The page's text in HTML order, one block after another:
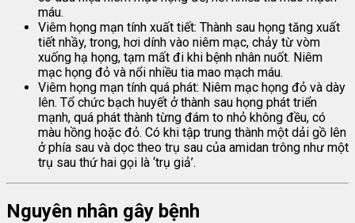
máu.
Viêm họng mạn tính xuất tiết: Thành sau họng tăng xuất
tiết nhầy, trong, hơi dính vào niêm mạc, chảy từ vòm
xuống hạ họng, tạm mất đi khi bệnh nhân nuốt. Niêm
mạc họng đỏ và nổi nhiều tia mao mạch máu.
Viêm họng mạn tính quá phát: Niêm mạc họng đỏ và dày
lên. Tổ chức bạch huyết ở thành sau họng phát triển
mạnh, quá phát thành từng đám to nhỏ không đều, có
màu hồng hoặc đỏ. Có khi tập trung thành một dải gồ lên
ở phía sau và dọc theo trụ sau của amidan trông như một
trụ sau thứ hai gọi là ‘trụ giả’.
Nguyên nhân gây bệnh